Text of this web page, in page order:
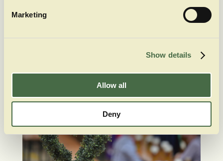
Marketing
Show details
Allow all
Deny
Gutscheine